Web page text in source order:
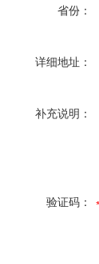
省份：
详细地址：
补充说明：
验证码：